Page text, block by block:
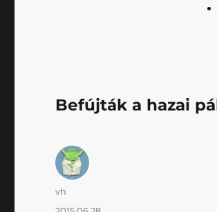
Befújták a hazai
Szerző
vh